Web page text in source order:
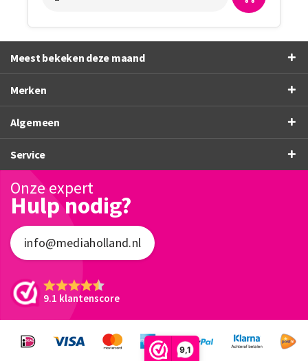
9,1
Meest bekeken deze maand
Merken
Algemeen
Service
Onze expert
Hulp nodig?
info@mediaholland.nl
9.1 klantenscore